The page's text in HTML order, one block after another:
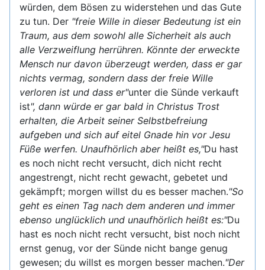
würden, dem Bösen zu widerstehen und das Gute
zu tun. Der "freie Wille in dieser Bedeutung ist ein
Traum, aus dem sowohl alle Sicherheit als auch
alle Verzweiflung herrühren. Könnte der erweckte
Mensch nur davon überzeugt werden, dass er gar
nichts vermag, sondern dass der freie Wille
verloren ist und dass er"unter die Sünde verkauft
ist", dann würde er gar bald in Christus Trost
erhalten, die Arbeit seiner Selbstbefreiung
aufgeben und sich auf eitel Gnade hin vor Jesu
Füße werfen. Unaufhörlich aber heißt es,"Du hast
es noch nicht recht versucht, dich nicht recht
angestrengt, nicht recht gewacht, gebetet und
gekämpft; morgen willst du es besser machen."So
geht es einen Tag nach dem anderen und immer
ebenso unglücklich und unaufhörlich heißt es:"Du
hast es noch nicht recht versucht, bist noch nicht
ernst genug, vor der Sünde nicht bange genug
gewesen; du willst es morgen besser machen."Der